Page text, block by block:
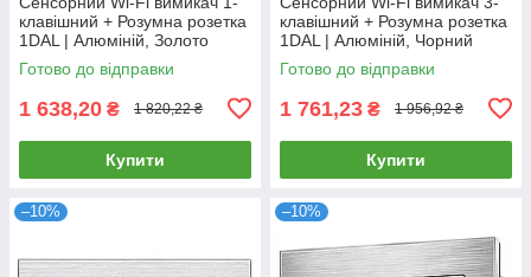
клавішний + Розумна розетка
1DAL | Алюміній, Золото
(A157-GSW1G.WF-ST.WF.GD)
Готово до відправки
1 638,20 ₴ 1 820,22 ₴
Купити
клавішний + Розумна розетка
1DAL | Алюміній, Чорний
(A157-GSW3G.WF-ST.WF.BL)
Готово до відправки
1 761,23 ₴ 1 956,92 ₴
Купити
–10% –10%